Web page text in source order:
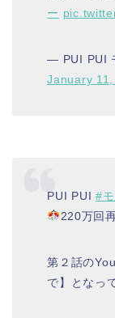
ー
— PUI PUI
January 11,
PUI PUI #
220万回
第２話の
で】となっ